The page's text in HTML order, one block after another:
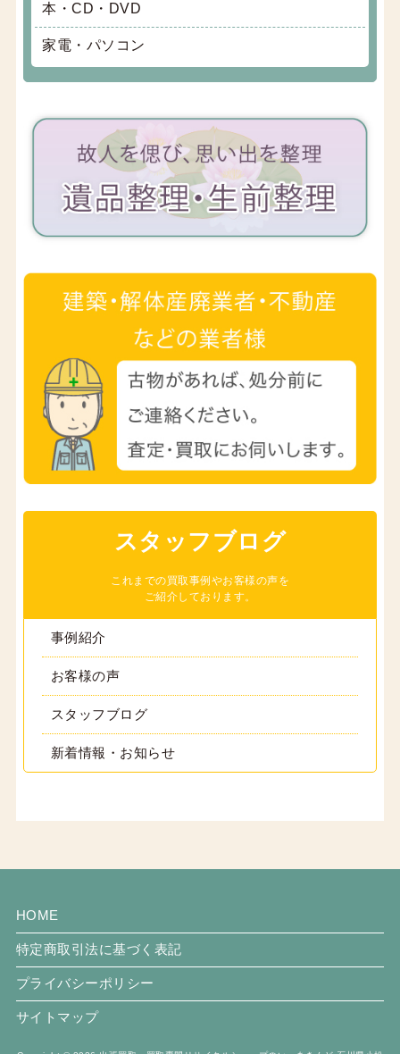
本・CD・DVD
家電・パソコン
スタッフブログ
これまでの買取事例やお客様の声を
ご紹介しております。
事例紹介
お客様の声
スタッフブログ
新着情報・お知らせ
HOME
特定商取引法に基づく表記
プライバシーポリシー
サイトマップ